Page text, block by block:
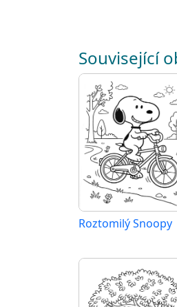
Související
Roztomilý Snoopy